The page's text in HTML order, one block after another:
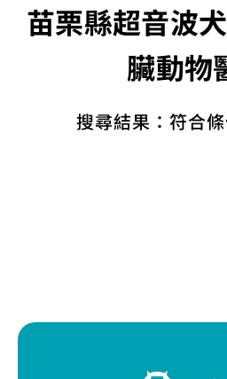
苗栗縣超音波
臟動物
搜尋結果：符合